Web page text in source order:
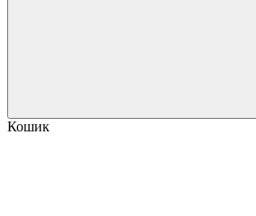
Кошик